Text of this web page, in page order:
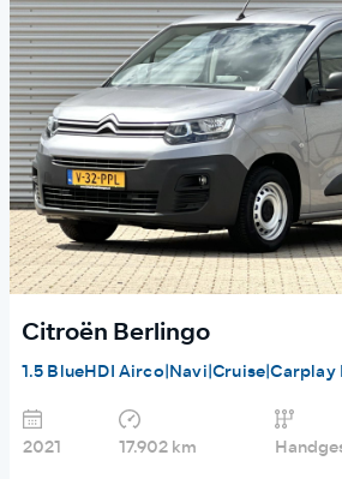
Citroën Berlingo
1.5 BlueHDI Airco|Navi|Cruise|Carplay
2021 17.902 km